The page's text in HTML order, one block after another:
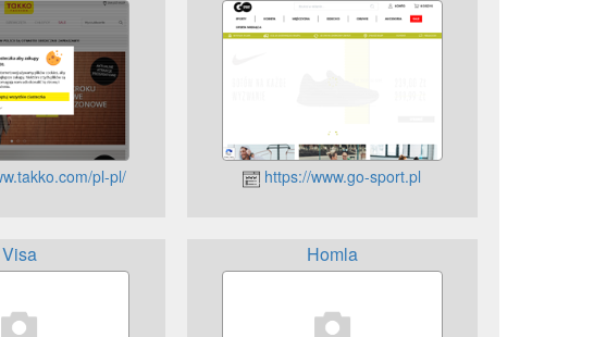
pl-pl/ https://www.go-sport.pl
Visa Homla